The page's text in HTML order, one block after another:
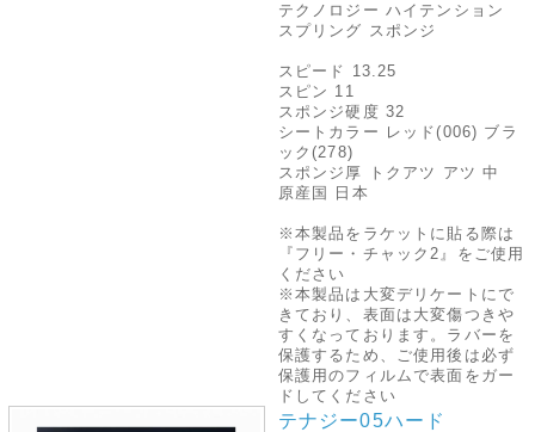
テクノロジー ハイテンション
スプリング スポンジ
スピード 13.25
スピン 11
スポンジ硬度 32
シートカラー レッド(006) ブラ
ック(278)
スポンジ厚 トクアツ アツ 中
原産国 日本
※本製品をラケットに貼る際は
『フリー・チャック2』をご使用
ください
※本製品は大変デリケートにで
きており、表面は大変傷つきや
すくなっております。ラバーを
保護するため、ご使用後は必ず
保護用のフィルムで表面をガー
ドしてください
テナジー05ハード